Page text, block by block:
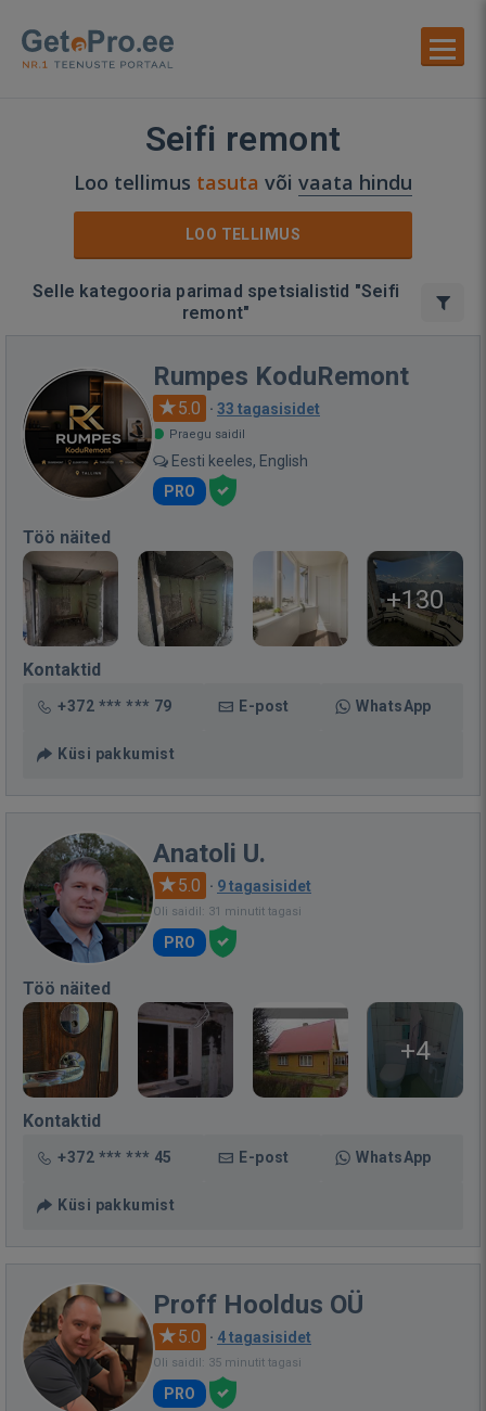
Seifi remont
Loo tellimus tasuta või vaata hindu
LOO TELLIMUS
Selle kategooria parimad spetsialistid "Seifi
remont"
Rumpes KoduRemont
5.0 · 33 tagasisidet
Praegu saidil
Eesti keeles, English
PRO
Töö näited
+130
Kontaktid
+372 *** *** 79 E-post WhatsApp
Küsi pakkumist
Anatoli U.
5.0 · 9 tagasisidet
Oli saidil: 31 minutit tagasi
PRO
Töö näited
+4
Kontaktid
+372 *** *** 45 E-post WhatsApp
Küsi pakkumist
Proff Hooldus OÜ
5.0 · 4 tagasisidet
Oli saidil: 35 minutit tagasi
PRO